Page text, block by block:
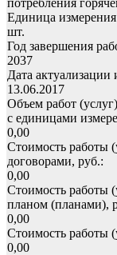
Единица
шт.
Год завершения
2037
Дата актуализации
13.06.2017
Объем работ
с единицами
0,00
Стоимость работы
договорами, руб.:
0,00
Стоимость работы
планом (планами),
0,00
Стоимость работы
0,00